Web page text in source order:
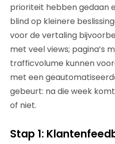
prioriteit hebben gedaan
blind op kleinere
voor de vertaling
met veel views; pagina’s
trafficvolume kunnen
met een
gebeurt: na die week
of niet.
Stap 1: